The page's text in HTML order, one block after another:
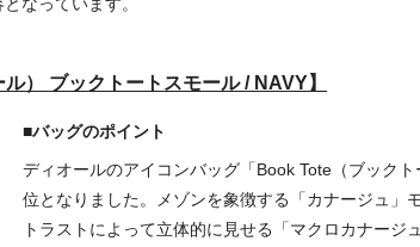
） ブックトートスモール / NAVY】
■バッグのポイント
ディオールのアイコンバッグ「Book Tote（ブック
位となりました。メゾンを象徴する「カナージュ」
トラストによって立体的に見せる「マクロカナージ